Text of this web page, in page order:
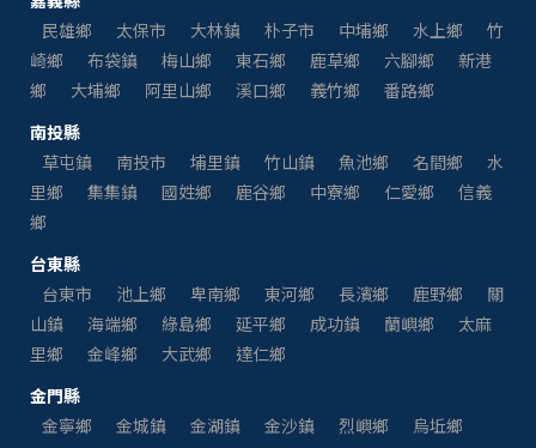
民雄鄉
太保市 大林鎮 朴子市 中埔鄉 水上鄉
竹
崎鄉
布袋鎮 梅山鄉 東石鄉 鹿草鄉 六腳鄉
新港
鄉
大埔鄉 阿里山鄉 溪口鄉 義竹鄉
番路鄉
南投縣
草屯鎮
南投市 埔里鎮 竹山鎮 魚池鄉 名間鄉
水
里鄉
集集鎮 國姓鄉 鹿谷鄉 中寮鄉 仁愛鄉
信義
鄉
台東縣
台東市
池上鄉 卑南鄉 東河鄉 長濱鄉 鹿野鄉
關
山鎮
海端鄉 綠島鄉 延平鄉 成功鎮 蘭嶼鄉
太麻
里鄉
金峰鄉 大武鄉
達仁鄉
金門縣
金寧鄉
金城鎮 金湖鎮 金沙鎮 烈嶼鄉
烏坵鄉